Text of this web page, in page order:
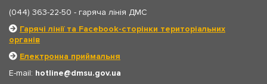
(044) 363-22-50 - гаряча лінія ДМС
Гарячі лінії та Facebook-сторінки територіальних
органів
Електронна приймальня
E-mail: hotline
dmsu.gov.ua